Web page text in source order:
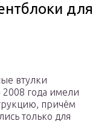
для
втулки
2008 года имели
причём
только для